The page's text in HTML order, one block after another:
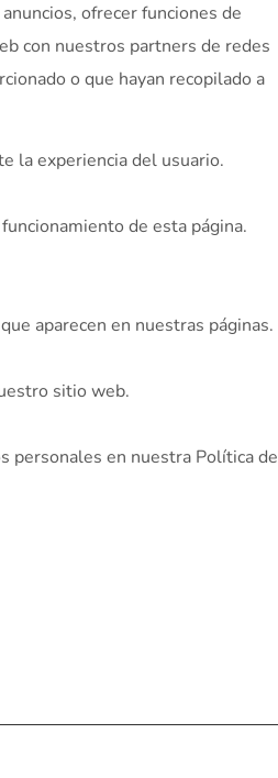
ofrecer funciones de
con nuestros partners de redes
o que hayan recopilado a
la experiencia del usuario.
de esta página.
aparecen en nuestras páginas.
sitio web.
personales en nuestra Política de